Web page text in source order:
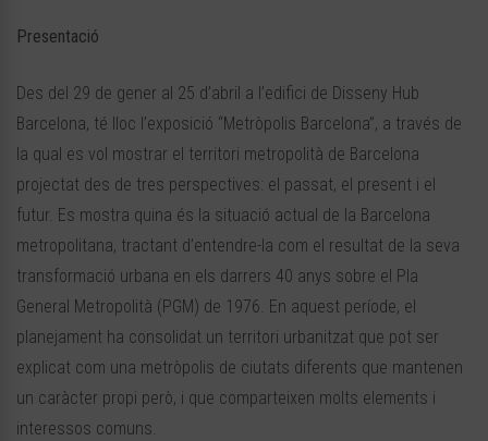
Presentació
Des del 29 de gener al 25 d’abril a l’edifici de Disseny Hub
Barcelona, té lloc l’exposició “Metròpolis Barcelona”, a través de
la qual es vol mostrar el territori metropolità de Barcelona
projectat des de tres perspectives: el passat, el present i el
futur. Es mostra quina és la situació actual de la Barcelona
metropolitana, tractant d’entendre-la com el resultat de la seva
transformació urbana en els darrers 40 anys sobre el Pla
General Metropolità (PGM) de 1976. En aquest període, el
planejament ha consolidat un territori urbanitzat que pot ser
explicat com una metròpolis de ciutats diferents que mantenen
un caràcter propi però, i que comparteixen molts elements i
interessos comuns.